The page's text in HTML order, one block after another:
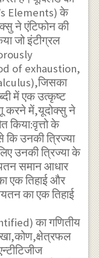
Elements) के
ने एंटिफोन की
जो इंटीग्रल
of exhaustion,
में एक उत्कृष्ट
करने में,यूदोक्सु ने
किया:वृत्तो के
उनकी त्रिज्या
उनकी त्रिज्या के
समान आधार
एक तिहाई और
का एक तिहाई
का गणितीय